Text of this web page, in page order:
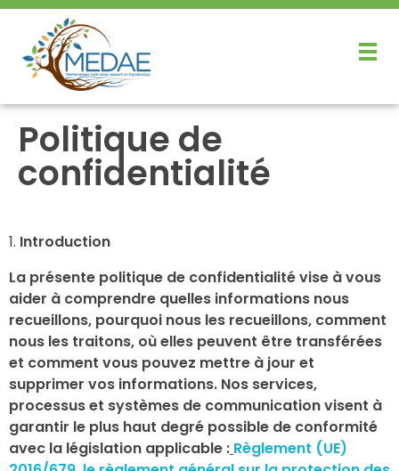
Politique de
confidentialité
Introduction
La présente politique de confidentialité vise à vous
aider à comprendre quelles informations nous
recueillons, pourquoi nous les recueillons, comment
nous les traitons, où elles peuvent être transférées
et comment vous pouvez mettre à jour et
supprimer vos informations. Nos services,
processus et systèmes de communication visent à
garantir le plus haut degré possible de conformité
avec la législation applicable : Règlement (UE)